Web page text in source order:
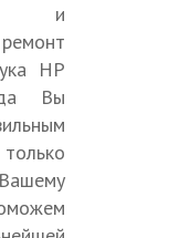
и
HP
Вы